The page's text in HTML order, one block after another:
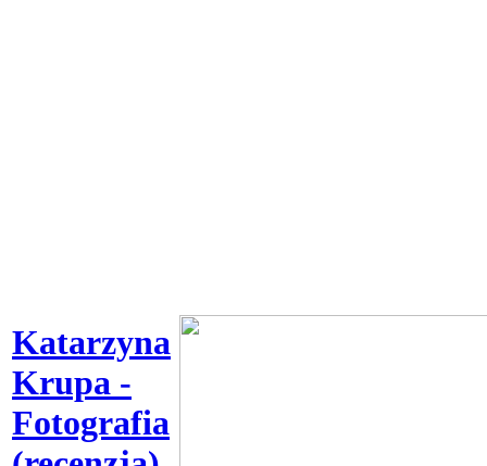
Katarzyna
Krupa -
Fotografia